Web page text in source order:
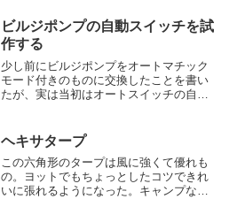
溶けず、はんだだけが先に...
ビルジポンプの自動スイッチを試
作する
少し前にビルジポンプをオートマチック
モード付きのものに交換したことを書い
たが、実は当初はオートスイッチの自作
スイッチをオンオフする方法と、電気的
に水位を検知してリレーで...
ヘキサタープ
この六角形のタープは風に強くて優れも
の。ヨットでもちょっとしたコツできれ
いに張れるようになった。キャンプなら